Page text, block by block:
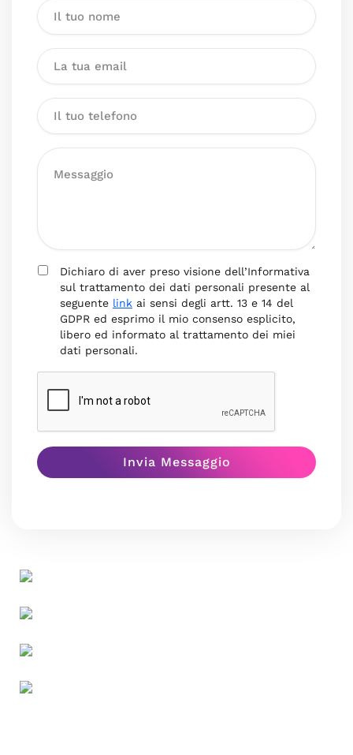
Dichiaro di aver preso visione dell’Informativa
sul trattamento dei dati personali presente al
seguente link ai sensi degli artt. 13 e 14 del
GDPR ed esprimo il mio consenso esplicito,
libero ed informato al trattamento dei miei
dati personali.